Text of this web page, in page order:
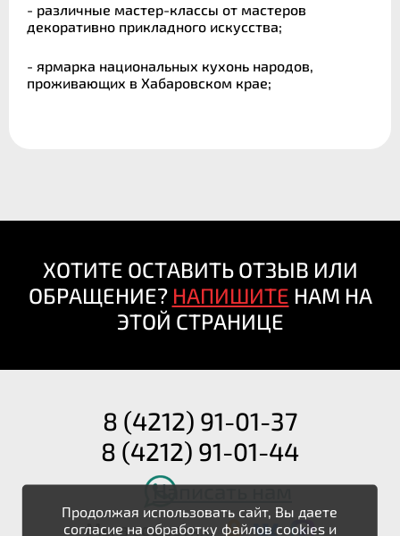
- различные мастер-классы от мастеров
декоративно прикладного искусства;
- ярмарка национальных кухонь народов,
проживающих в Хабаровском крае;
ХОТИТЕ ОСТАВИТЬ ОТЗЫВ ИЛИ
ОБРАЩЕНИЕ? НАПИШИТЕ НАМ НА
ЭТОЙ СТРАНИЦЕ
8 (4212) 91-01-37
8 (4212) 91-01-44
Написать нам
Мы в соцсетях:
Продолжая использовать сайт, Вы даете
согласие на обработку файлов cookies и